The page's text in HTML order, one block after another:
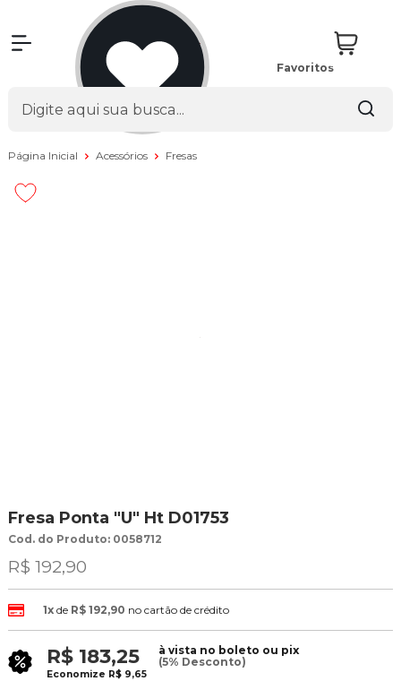
Favoritos
Página Inicial Acessórios Fresas
Fresa Ponta "U" Ht D01753
Cod. do Produto: 0058712
R$ 192,90
1xde R$ 192,90 no cartão de crédito
R$ 183,25
à vista no boleto ou pix
(5% Desconto)
Economize R$ 9,65